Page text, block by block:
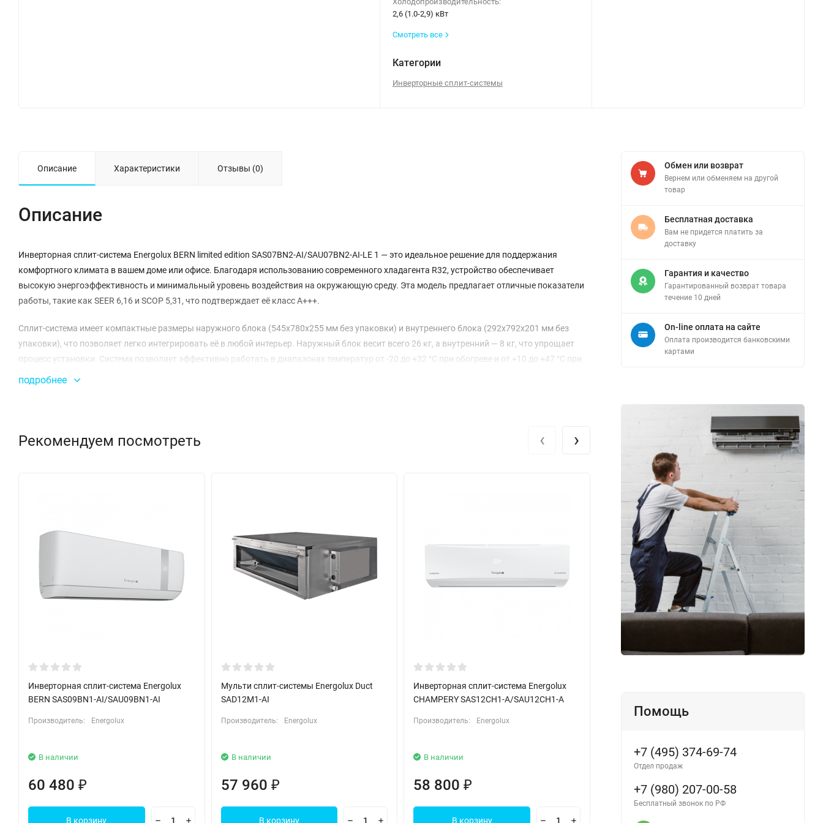
2,6 (1.0-2,9) кВт
Смотреть все
Категории
Инверторные сплит-системы
Описание Характеристики Отзывы (0)
Описание
Инверторная сплит-система Energolux BERN limited edition SAS07BN2-AI/SAU07BN2-AI-LE 1 — это идеальное решение для поддержания
комфортного климата в вашем доме или офисе. Благодаря использованию современного хладагента R32, устройство обеспечивает
высокую энергоэффективность и минимальный уровень воздействия на окружающую среду. Эта модель предлагает отличные показатели
работы, такие как SEER 6,16 и SCOP 5,31, что подтверждает её класс A+++.
Сплит-система имеет компактные размеры наружного блока (545x780x255 мм без упаковки) и внутреннего блока (292x792x201 мм без
упаковки), что позволяет легко интегрировать её в любой интерьер. Наружный блок весит всего 26 кг, а внутренний — 8 кг, что упрощает
процесс установки. Система позволяет эффективно работать в диапазонах температур от -20 до +32 °C при обогреве и от +10 до +47 °C при
охлаждении, что делает её универсальным решением для различных климатических условий.
что делает работу устройства практически бесшумной.
подробнее
Рекомендуем посмотреть
Инверторная сплит-система Energolux
BERN SAS09BN1-AI/SAU09BN1-AI
Производитель: Energolux
В наличии
60 480 ₽
В корзину
Мульти сплит-системы Energolux Duct
SAD12M1-AI
Производитель: Energolux
В наличии
57 960 ₽
В корзину
Инверторная сплит-система Energolux
CHAMPERY SAS12CH1-A/SAU12CH1-A
Производитель: Energolux
В наличии
58 800₽
В корзину
Energolux
В наличии
56 700₽
В корзину
‹ ›
Обмен или возврат
Вернем или обменяем на другой
товар
Бесплатная доставка
Вам не придется платить за
доставку
Гарантия и качество
Гарантированный возврат товара
течение 10 дней
On-line оплата на сайте
Оплата производится банковскими
картами
Помощь
+7 (495) 374-69-74
Отдел продаж
+7 (980) 207-00-58
Бесплатный звонок по РФ